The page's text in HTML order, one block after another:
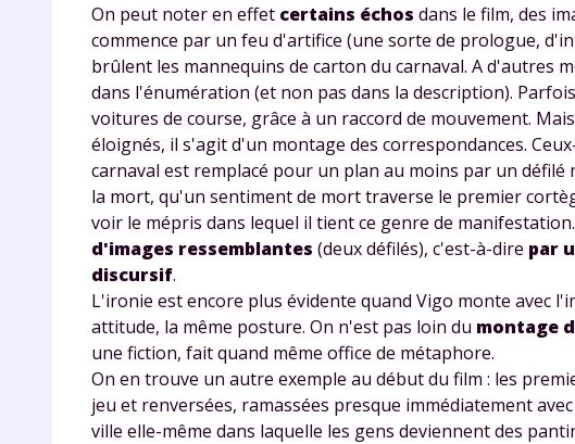
On peut noter en effet certains échos dans le film, des
commence par un feu d'artifice (une sorte de prologue,
brûlent les mannequins de carton du carnaval. A d'autres
dans l'énumération (et non pas dans la description).
voitures de course, grâce à un raccord de mouvement.
éloignés, il s'agit d'un montage des correspondances.
carnaval est remplacé pour un plan au moins par un
la mort, qu'un sentiment de mort traverse le premier
voir le mépris dans lequel il tient ce genre de manifestation.
d'images ressemblantes (deux défilés), c'est-à-dire par
discursif.
L'ironie est encore plus évidente quand Vigo monte avec
attitude, la même posture. On n'est pas loin du montage
une fiction, fait quand même office de métaphore.
On en trouve un autre exemple au début du film : les
jeu et renversées, ramassées presque immédiatement
ville elle-même dans laquelle les gens deviennent des